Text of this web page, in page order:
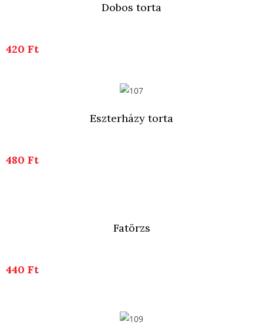
Dobos torta
420 Ft
Eszterházy torta
480 Ft
Fatörzs
440 Ft